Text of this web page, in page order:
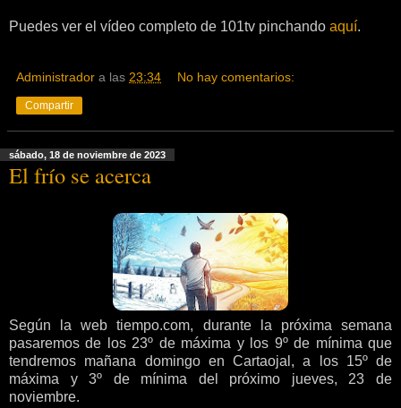
Puedes ver el vídeo completo de 101tv pinchando aquí.
Administrador a las 23:34 No hay comentarios:
Compartir
sábado, 18 de noviembre de 2023
El frío se acerca
Según la web tiempo.com, durante la próxima semana
pasaremos de los 23º de máxima y los 9º de mínima que
tendremos mañana domingo en Cartaojal, a los 15º de
máxima y 3º de mínima del próximo jueves, 23 de
noviembre.